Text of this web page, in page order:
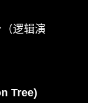
逻辑演
Tree)